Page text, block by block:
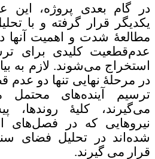
در گام بعدی پروژه، این
یکدیگر قرار گرفته و با
مطالعۀ شدت و اهمیت آنها
عدم‌قطعیت کلیدی برای
استخراج می‌شوند. لازم به
در مرحلۀ نهایی تنها دو
ترسیم آینده‌های محتمل
می‌گیرند، کلیۀ روندها،
نیروهایی که در فصل‌های
شده‌اند در تحلیل فضای
قرار می گیرند.